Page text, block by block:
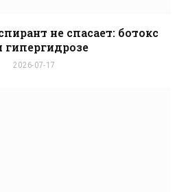
не спасает: ботокс
гипергидрозе
2026-07-17